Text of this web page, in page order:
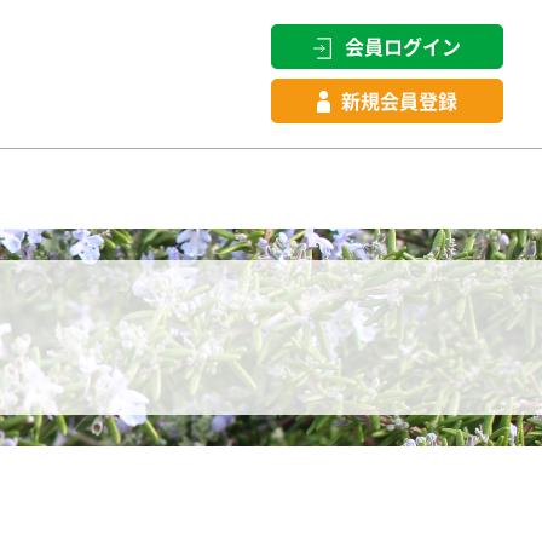
会員ログイン
新規会員登録